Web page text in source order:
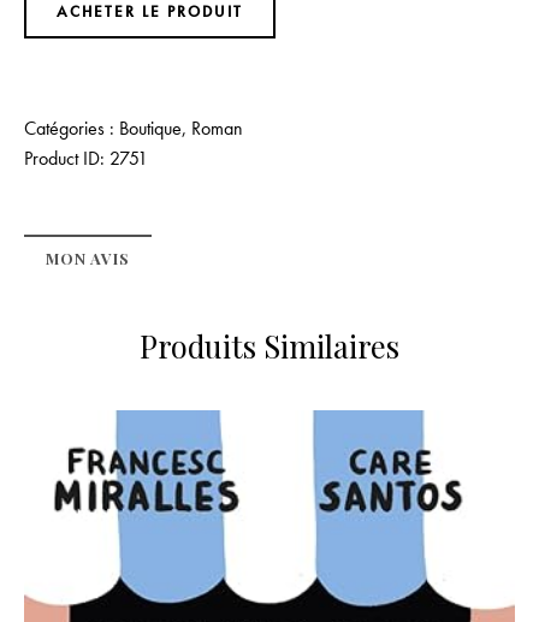
ACHETER LE PRODUIT
Catégories : Boutique, Roman
Product ID: 2751
MON AVIS
Produits Similaires